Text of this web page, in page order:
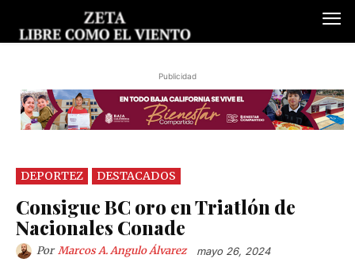
Publicidad
DEPORTEZ DESTACADOS
Consigue BC oro en Triatlón de
Nacionales Conade
Por Marcos A. Angulo Álvarez mayo 26, 2024